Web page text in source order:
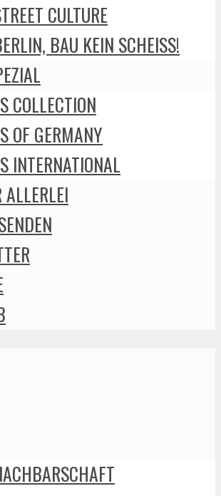
CULTURE
BAU KEIN SCHEISS!
COLLECTION
OF GERMANY
INTERNATIONAL
ALLERLEI